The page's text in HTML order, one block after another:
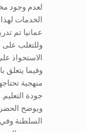
لعدم وجود
عمانيا تم
وللتغلب على
الاستحواذ
وفيما يتعلق
منهجية
جودة التعليم.
ويوضح
السلطنة